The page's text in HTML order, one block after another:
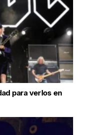
para verlos en